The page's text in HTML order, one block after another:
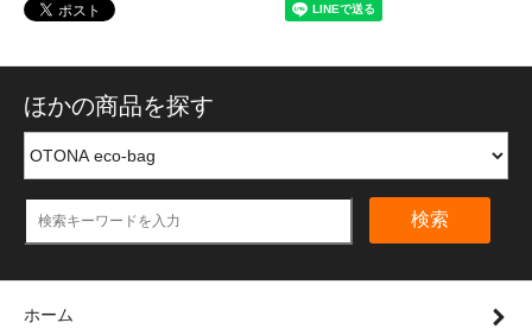
ほかの商品を探す
検索
ホーム